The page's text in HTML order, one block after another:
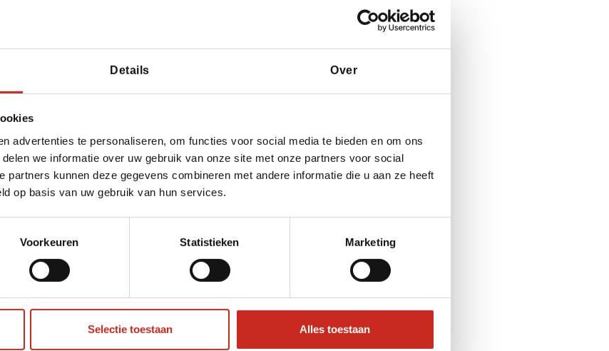
Details Over
advertenties te personaliseren, om functies voor social media te bieden en om ons
we informatie over uw gebruik van onze site met onze partners voor social
partners kunnen deze gegevens combineren met andere informatie die u aan ze heeft
op basis van uw gebruik van hun services.
Voorkeuren Statistieken Marketing
Selectie toestaan Alles toestaan
Dimsum Reizen